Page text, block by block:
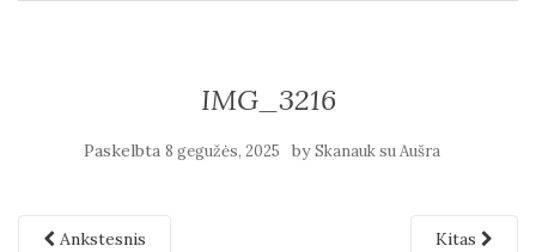
IMG_3216
Paskelbta 8 gegužės, 2025 bySkanauk su Aušra
Ankstesnis Kitas